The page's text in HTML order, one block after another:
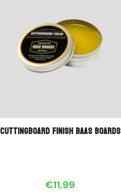
Cuttingboard finish Baas Boards
€11,99